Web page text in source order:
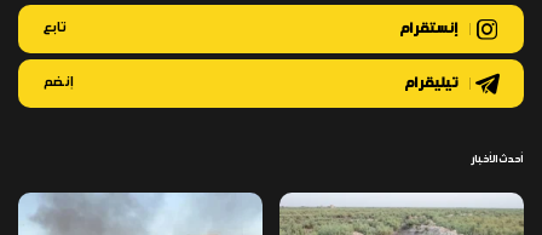
إنستقرام تابع
تيليقرام إنضم
أحدث الأخبار